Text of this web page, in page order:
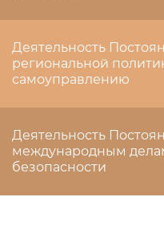
Деятельность
региональной
самоуправлению
Деятельность
международным
безопасности